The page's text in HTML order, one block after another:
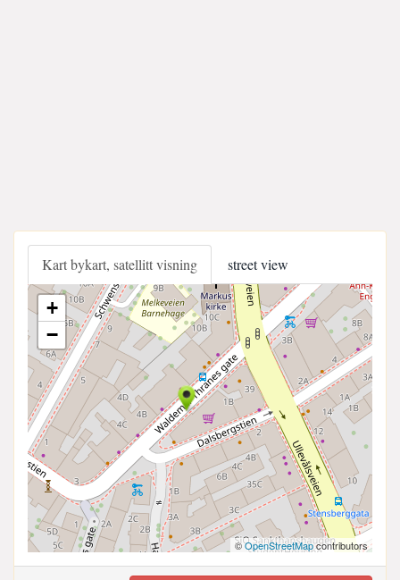
Kart bykart, satellitt visning street view
+
−
©OpenStreetMapcontributors